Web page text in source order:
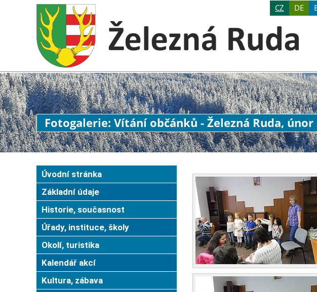
CZ DE
Fotogalerie: Vítání občánků - Železná Ruda, únor
Úvodní stránka
Základní údaje
Historie, současnost
Úřady, instituce, školy
Okolí, turistika
Kalendář akcí
Kultura, zábava